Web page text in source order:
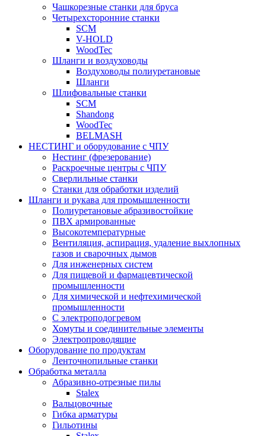
Чашкорезные станки для бруса
Четырехсторонние станки
SCM
V-HOLD
WoodTec
Шланги и воздуховоды
Воздуховоды полиуретановые
Шланги
Шлифовальные станки
SCM
Shandong
WoodTec
BELMASH
НЕСТИНГ и оборудование с ЧПУ
Нестинг (фрезерование)
Раскроечные центры с ЧПУ
Сверлильные станки
Станки для обработки изделий
Шланги и рукава для промышленности
Полиуретановые абразивостойкие
ПВХ армированные
Высокотемпературные
Вентиляция, аспирация, удаление выхлопных
газов и сварочных дымов
Для инженерных систем
Для пищевой и фармацевтической
промышленности
Для химической и нефтехимической
промышленности
С электроподогревом
Хомуты и соединительные элементы
Электропроводящие
Оборудование по продуктам
Ленточнопильные станки
Обработка металла
Абразивно-отрезные пилы
Stalex
Вальцовочные
Гибка арматуры
Гильотины